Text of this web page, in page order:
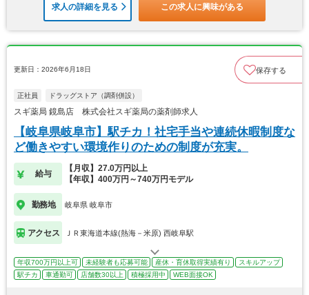
求人の詳細を見る この求人に興味がある
更新日：2026年6月18日 保存する
正社員 ドラッグストア（調剤併設）
スギ薬局 鏡島店 株式会社スギ薬局の薬剤師求人
【岐阜県岐阜市】駅チカ！社宅手当や連続休暇制度な
ど働きやすい環境作りのための制度が充実。
給与
【月収】27.0万円以上
【年収】400万円～740万円モデル
勤務地 岐阜県 岐阜市
アクセス ＪＲ東海道本線(熱海－米原) 西岐阜駅
年収700万円以上可 未経験者も応募可能 産休・育休取得実績有り
スキルアップ
駅チカ
車通勤可 店舗数30以上 積極採用中 WEB面接OK